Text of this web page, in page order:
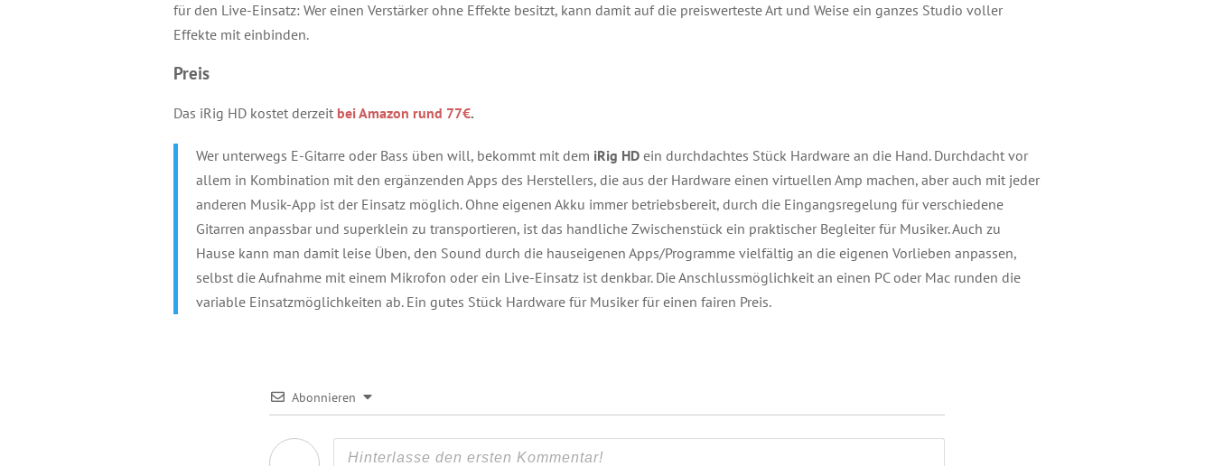
für den Live-Einsatz: Wer einen Verstärker ohne Effekte besitzt, kann damit auf die preiswerteste Art und Weise ein ganzes Studio voller
Effekte mit einbinden.
Preis
Das iRig HD kostet derzeit bei Amazon rund 77€.
Wer unterwegs E-Gitarre oder Bass üben will, bekommt mit dem iRig HD ein durchdachtes Stück Hardware an die Hand. Durchdacht vor
allem in Kombination mit den ergänzenden Apps des Herstellers, die aus der Hardware einen virtuellen Amp machen, aber auch mit jeder
anderen Musik-App ist der Einsatz möglich. Ohne eigenen Akku immer betriebsbereit, durch die Eingangsregelung für verschiedene
Gitarren anpassbar und superklein zu transportieren, ist das handliche Zwischenstück ein praktischer Begleiter für Musiker. Auch zu
Hause kann man damit leise Üben, den Sound durch die hauseigenen Apps/Programme vielfältig an die eigenen Vorlieben anpassen,
selbst die Aufnahme mit einem Mikrofon oder ein Live-Einsatz ist denkbar. Die Anschlussmöglichkeit an einen PC oder Mac runden die
variable Einsatzmöglichkeiten ab. Ein gutes Stück Hardware für Musiker für einen fairen Preis.
Abonnieren